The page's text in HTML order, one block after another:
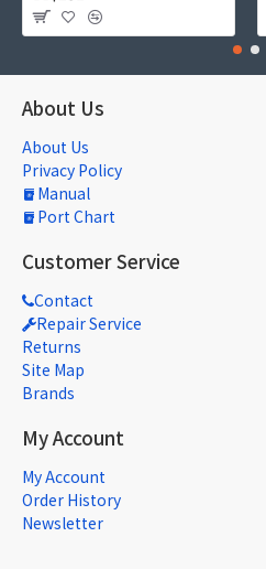
About Us
About Us
Privacy Policy
Manual
Port Chart
Customer Service
Contact
Repair Service
Returns
Site Map
Brands
My Account
My Account
Order History
Newsletter